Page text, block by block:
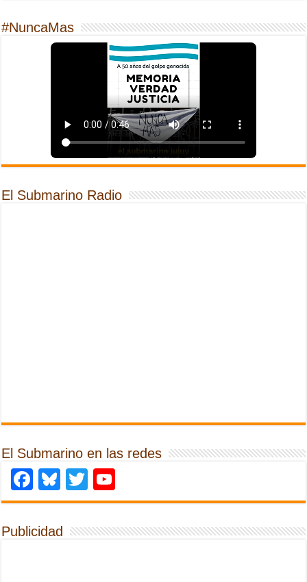
#NuncaMas
El Submarino Radio
El Submarino en las redes
Facebook
Bluesky
Twitter
Publicidad